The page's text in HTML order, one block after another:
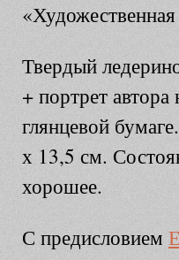
Твердый
+ портрет
глянцевой
х 13,5 см.
хорошее.
С предисловием